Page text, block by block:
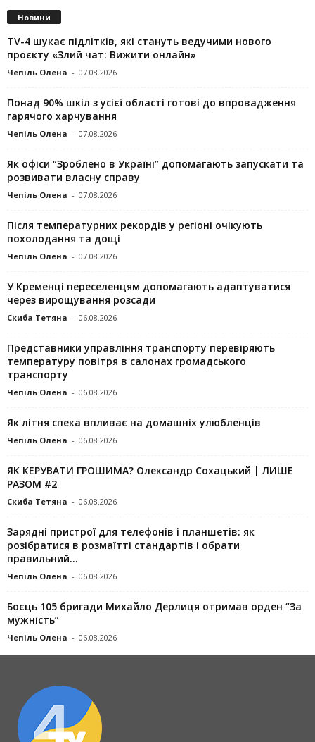
Новини
TV-4 шукає підлітків, які стануть ведучими нового
проєкту «Злий чат: Вижити онлайн»
Чепіль Олена - 07.08.2026
Понад 90% шкіл з усієї області готові до впровадження
гарячого харчування
Чепіль Олена - 07.08.2026
Як офіси “Зроблено в Україні” допомагають запускaти та
розвивати власну справу
Чепіль Олена - 07.08.2026
Після температурних рекордів у регіоні очікують
похолодання та дощі
Чепіль Олена - 07.08.2026
У Кременці переселенцям допомагають адаптуватися
через вирощування розсади
Скиба Тетяна - 06.08.2026
Представники управління транспорту перевіряють
температуру повітря в салонах громадського
транспорту
Чепіль Олена - 06.08.2026
Як літня спека впливає на домашніх улюбленців
Чепіль Олена - 06.08.2026
ЯК КЕРУВАТИ ГРОШИМА? Олександр Сохацький | ЛИШЕ
РАЗОМ #2
Скиба Тетяна - 06.08.2026
Зарядні пристрої для телефонів і планшетів: як
розібратися в розмаїтті стандартів і обрати
правильний...
Чепіль Олена - 06.08.2026
Боєць 105 бригади Михайло Дерлиця отримав орден “За
мужність”
Чепіль Олена - 06.08.2026